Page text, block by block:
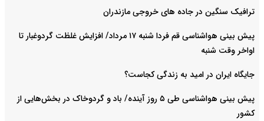
ترافیک سنگین در جاده های خروجی مازندران
پیش بینی هواشناسی قم فردا شنبه ۱۷ مرداد/ افزایش غلظت گردوغبار تا
اواخر وقت شنبه
جایگاه ایران در امید به زندگی کجاست؟
پیش بینی هواشناسی طی ۵ روز آینده/ باد و گردوخاک در بخش‌هایی از
کشور